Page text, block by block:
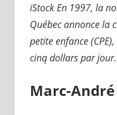
iStock En 1997, la
Québec annonce la
petite enfance
cinq dollars par jour.
Marc-